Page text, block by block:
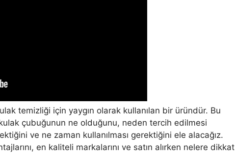
temizliği için yaygın olarak kullanılan bir üründür. Bu
çubuğunun ne olduğunu, neden tercih edilmesi
ve ne zaman kullanılması gerektiğini ele alacağız.
en kaliteli markalarını ve satın alırken nelere dikkat